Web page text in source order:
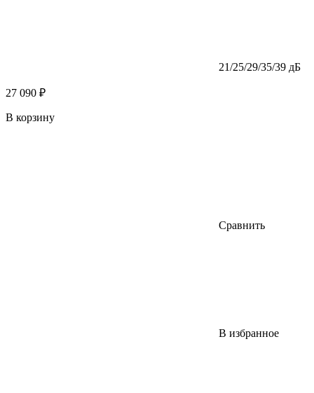
21/25/29/35/39 дБ
27 090 ₽
В корзину
Сравнить
В избранное